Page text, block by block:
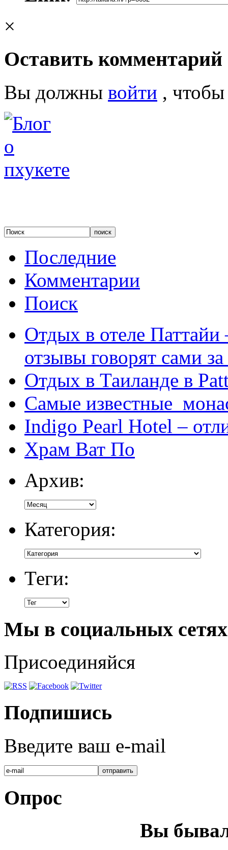
×
Оставить комментарий
Вы должны войти ,
Последние
Комментарии
Поиск
Отдых в отеле
отзывы говорят сами за
Отдых в Таиланде в
Самые известные
Indigo Pearl Hotel –
Храм Ват По
Архив:
Категория:
Теги:
Мы в социальных сетях
Присоединяйся
Подпишись
Введите ваш e-mail
Опрос
Вы